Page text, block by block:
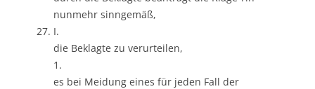
nunmehr sinngemäß,
I.
die Beklagte zu verurteilen,
1.
es bei Meidung eines für jeden Fall der